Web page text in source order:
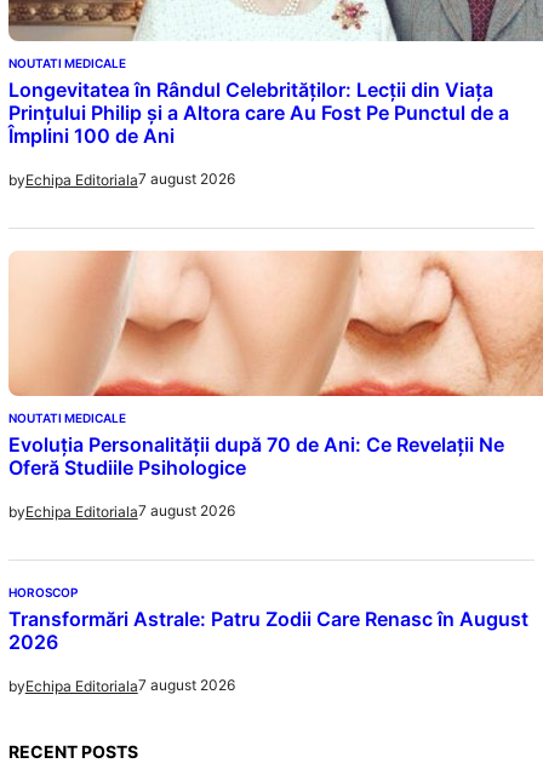
NOUTATI MEDICALE
Longevitatea în Rândul Celebrităților: Lecții din Viața
Prințului Philip și a Altora care Au Fost Pe Punctul de a
Împlini 100 de Ani
byEchipa Editoriala7 august 2026
NOUTATI MEDICALE
Evoluția Personalității după 70 de Ani: Ce Revelații Ne
Oferă Studiile Psihologice
byEchipa Editoriala7 august 2026
HOROSCOP
Transformări Astrale: Patru Zodii Care Renasc în August
2026
byEchipa Editoriala7 august 2026
RECENT POSTS